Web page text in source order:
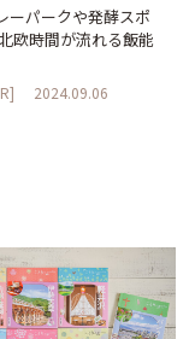
ーパークや発酵スポ
欧時間が流れる飯能
2024.09.06